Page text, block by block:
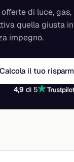
di luce,
quella giusta
impegno.
Calcola il tuo
4,9 di 5